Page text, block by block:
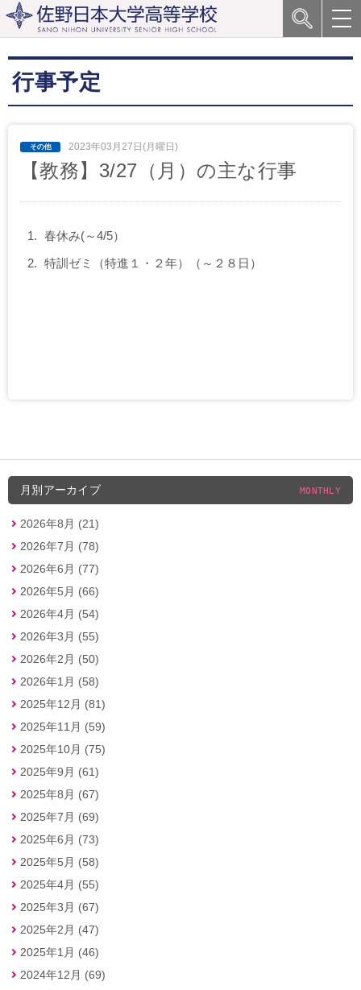
行事予定
2023年03月27日(月曜日)
【教務】3/27（月）の主な行事
春休み(～4/5）
特訓ゼミ（特進１・２年）（～２８日）
月別アーカイブ MONTHLY
2026年8月 (21)
2026年7月 (78)
2026年6月 (77)
2026年5月 (66)
2026年4月 (54)
2026年3月 (55)
2026年2月 (50)
2026年1月 (58)
2025年12月 (81)
2025年11月 (59)
2025年10月 (75)
2025年9月 (61)
2025年8月 (67)
2025年7月 (69)
2025年6月 (73)
2025年5月 (58)
2025年4月 (55)
2025年3月 (67)
2025年2月 (47)
2025年1月 (46)
2024年12月 (69)